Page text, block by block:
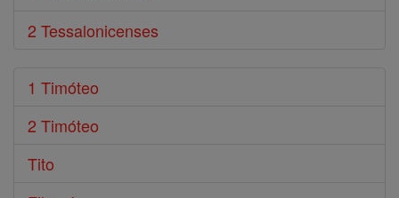
2 Tessalonicenses
1 Timóteo
2 Timóteo
Tito